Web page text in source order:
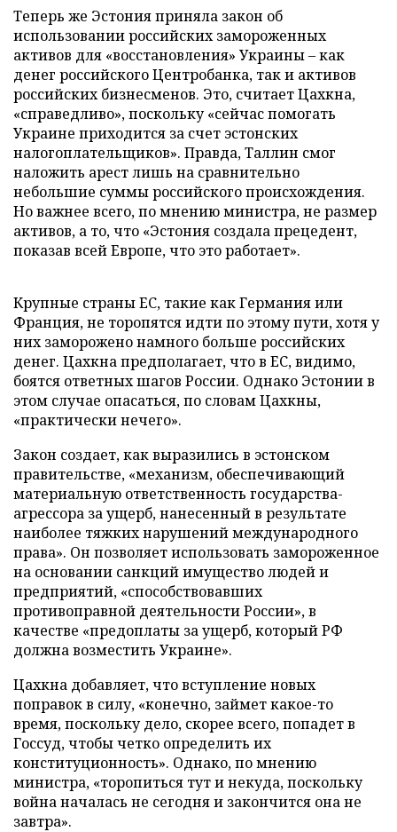
Теперь же Эстония приняла закон об
использовании российских замороженных
активов для «восстановления» Украины – как
денег российского Центробанка, так и активов
российских бизнесменов. Это, считает Цахкна,
«справедливо», поскольку «сейчас помогать
Украине приходится за счет эстонских
налогоплательщиков». Правда, Таллин смог
наложить арест лишь на сравнительно
небольшие суммы российского происхождения.
Но важнее всего, по мнению министра, не размер
активов, а то, что «Эстония создала прецедент,
показав всей Европе, что это работает».
Крупные страны ЕС, такие как Германия или
Франция, не торопятся идти по этому пути, хотя у
них заморожено намного больше российских
денег. Цахкна предполагает, что в ЕС, видимо,
боятся ответных шагов России. Однако Эстонии в
этом случае опасаться, по словам Цахкны,
«практически нечего».
Закон создает, как выразились в эстонском
правительстве, «механизм, обеспечивающий
материальную ответственность государства-
агрессора за ущерб, нанесенный в результате
наиболее тяжких нарушений международного
права». Он позволяет использовать замороженное
на основании санкций имущество людей и
предприятий, «способствовавших
противоправной деятельности России», в
качестве «предоплаты за ущерб, который РФ
должна возместить Украине».
Цахкна добавляет, что вступление новых
поправок в силу, «конечно, займет какое-то
время, поскольку дело, скорее всего, попадет в
Госсуд, чтобы четко определить их
конституционность». Однако, по мнению
министра, «торопиться тут и некуда, поскольку
война началась не сегодня и закончится она не
завтра».